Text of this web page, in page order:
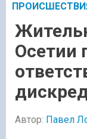
Осетии
Автор: Павел